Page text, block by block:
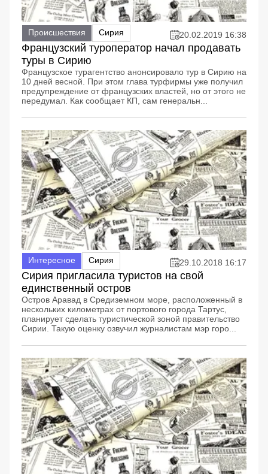
Происшествия Сирия 20.02.2019 16:38
Французский туроператор начал продавать
туры в Сирию
Французское турагентство анонсировало тур в Сирию на
10 дней весной. При этом глава турфирмы уже получил
предупреждение от французских властей, но от этого не
передумал. Как сообщает КП, сам генеральн...
Интересное Сирия 29.10.2018 16:17
Сирия пригласила туристов на свой
единственный остров
Остров Аравад в Средиземном море, расположенный в
нескольких километрах от портового города Тартус,
планирует сделать туристической зоной правительство
Сирии. Такую оценку озвучил журналистам мэр горо...